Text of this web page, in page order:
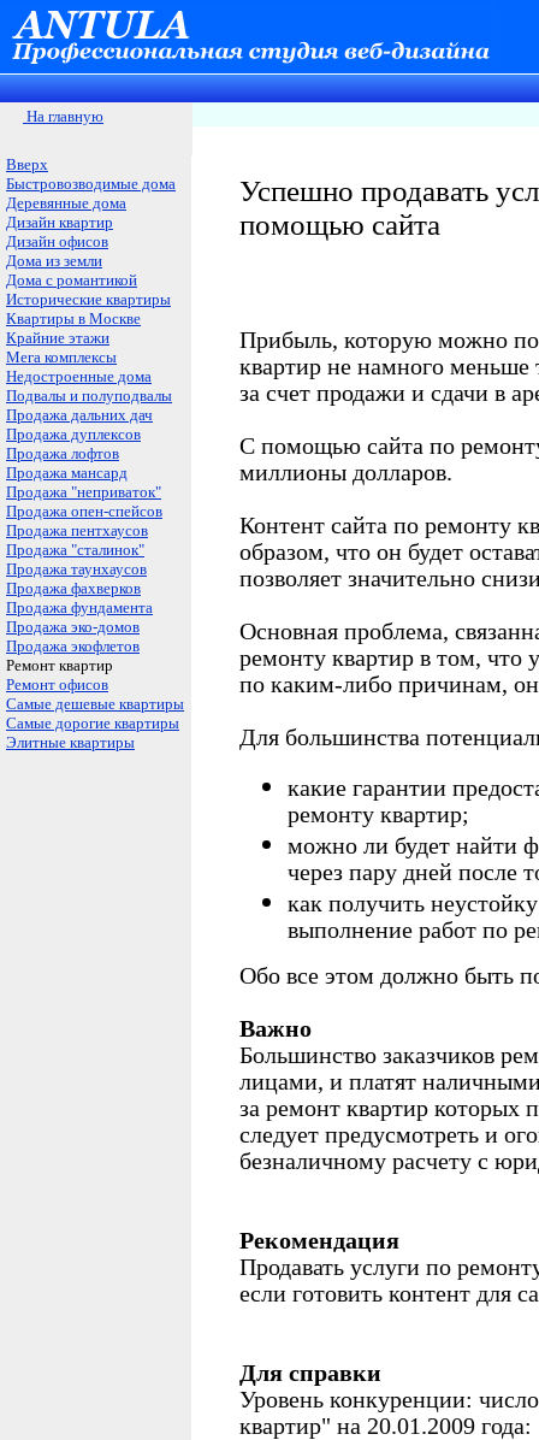
На главную
Вверх
Быстровозводимые дома
Деревянные дома
Дизайн квартир
Дизайн офисов
Дома из земли
Дома с романтикой
Исторические квартиры
Квартиры в Москве
Крайние этажи
Мега комплексы
Недостроенные дома
Подвалы и полуподвалы
Продажа дальних дач
Продажа дуплексов
Продажа лофтов
Продажа мансард
Продажа "неприваток"
Продажа опен-спейсов
Продажа пентхаусов
Продажа "сталинок"
Продажа таунхаусов
Продажа фахверков
Продажа фундамента
Продажа эко-домов
Продажа экофлетов
Ремонт квартир
Ремонт офисов
Самые дешевые квартиры
Самые дорогие квартиры
Элитные квартиры
Успешно продавать
помощью сайта
Прибыль, которую можно
квартир не намного
за счет продажи и сдачи в
С помощью сайта по
миллионы долларов.
Контент сайта по ремонту
образом, что он будет
позволяет значительно
Основная проблема,
ремонту квартир в том,
по каким-либо причинам,
Для большинства
какие гарантии
ремонту квартир;
можно ли будет найти
через пару дней после
как получить
выполнение работ по
Обо все этом должно быть
Важно
Большинство заказчиков
лицами, и платят
за ремонт квартир которых
следует предусмотреть и
безналичному расчету с
Рекомендация
Продавать услуги по
если готовить контент для
Для справки
Уровень конкуренции:
квартир" на 20.01.2009 года: